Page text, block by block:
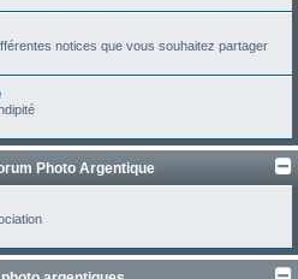
notices que vous souhaitez partager
Photo Argentique